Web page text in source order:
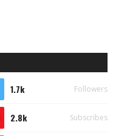
1.7k Followers
2.8k Subscribes